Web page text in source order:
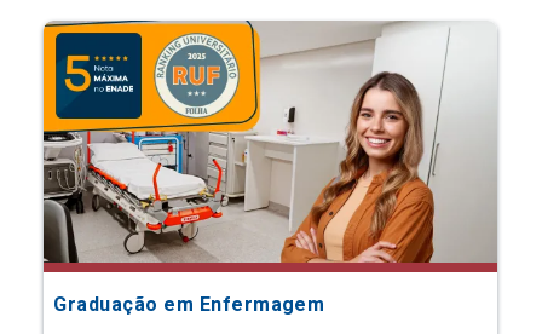
Graduação em Enfermagem